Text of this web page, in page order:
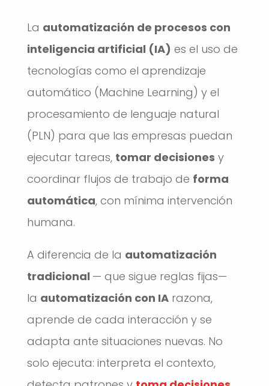
La automatización de procesos con
inteligencia artificial (IA) es el uso de
tecnologías como el aprendizaje
automático (Machine Learning) y el
procesamiento de lenguaje natural
(PLN) para que las empresas puedan
ejecutar tareas, tomar decisiones y
coordinar flujos de trabajo de forma
automática, con mínima intervención
humana.
A diferencia de la automatización
tradicional — que sigue reglas fijas—
la automatización con IArazona,
aprende de cada interacción y se
adapta ante situaciones nuevas. No
solo ejecuta: interpreta el contexto,